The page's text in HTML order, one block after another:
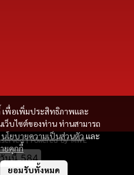
เพื่อเพิ่มประสิทธิภาพและ
ว็บไซต์ของท่าน ท่านสามารถ
นโยบายความเป็นส่วนตัวและ
ยคุกกี้
ยอมรับทั้งหมด
| Powered by MWE
วันนี้584